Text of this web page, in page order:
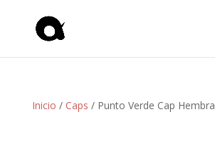
Inicio / Caps / Punto Verde Cap Hembra